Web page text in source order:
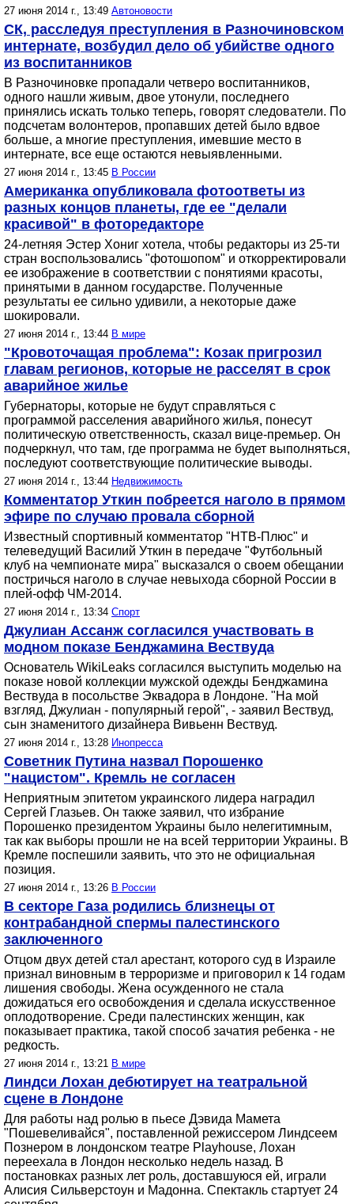
27 июня 2014 г., 13:49 Автоновости
СК, расследуя преступления в Разночиновском
интернате, возбудил дело об убийстве одного
из воспитанников
В Разночиновке пропадали четверо воспитанников,
одного нашли живым, двое утонули, последнего
принялись искать только теперь, говорят следователи. По
подсчетам волонтеров, пропавших детей было вдвое
больше, а многие преступления, имевшие место в
интернате, все еще остаются невыявленными.
27 июня 2014 г., 13:45 В России
Американка опубликовала фотоответы из
разных концов планеты, где ее "делали
красивой" в фоторедакторе
24-летняя Эстер Хониг хотела, чтобы редакторы из 25-ти
стран воспользовались "фотошопом" и откорректировали
ее изображение в соответствии с понятиями красоты,
принятыми в данном государстве. Полученные
результаты ее сильно удивили, а некоторые даже
шокировали.
27 июня 2014 г., 13:44 В мире
"Кровоточащая проблема": Козак пригрозил
главам регионов, которые не расселят в срок
аварийное жилье
Губернаторы, которые не будут справляться с
программой расселения аварийного жилья, понесут
политическую ответственность, сказал вице-премьер. Он
подчеркнул, что там, где программа не будет выполняться,
последуют соответствующие политические выводы.
27 июня 2014 г., 13:44 Недвижимость
Комментатор Уткин побреется наголо в прямом
эфире по случаю провала сборной
Известный спортивный комментатор "НТВ-Плюс" и
телеведущий Василий Уткин в передаче "Футбольный
клуб на чемпионате мира" высказался о своем обещании
постричься наголо в случае невыхода сборной России в
плей-офф ЧМ-2014.
27 июня 2014 г., 13:34 Спорт
Джулиан Ассанж согласился участвовать в
модном показе Бенджамина Вествуда
Основатель WikiLeaks согласился выступить моделью на
показе новой коллекции мужской одежды Бенджамина
Вествуда в посольстве Эквадора в Лондоне. "На мой
взгляд, Джулиан - популярный герой", - заявил Вествуд,
сын знаменитого дизайнера Вивьенн Вествуд.
27 июня 2014 г., 13:28 Инопресса
Советник Путина назвал Порошенко
"нацистом". Кремль не согласен
Неприятным эпитетом украинского лидера наградил
Сергей Глазьев. Он также заявил, что избрание
Порошенко президентом Украины было нелегитимным,
так как выборы прошли не на всей территории Украины. В
Кремле поспешили заявить, что это не официальная
позиция.
27 июня 2014 г., 13:26 В России
В секторе Газа родились близнецы от
контрабандной спермы палестинского
заключенного
Отцом двух детей стал арестант, которого суд в Израиле
признал виновным в терроризме и приговорил к 14 годам
лишения свободы. Жена осужденного не стала
дожидаться его освобождения и сделала искусственное
оплодотворение. Среди палестинских женщин, как
показывает практика, такой способ зачатия ребенка - не
редкость.
27 июня 2014 г., 13:21 В мире
Линдси Лохан дебютирует на театральной
сцене в Лондоне
Для работы над ролью в пьесе Дэвида Мамета
"Пошевеливайся", поставленной режиссером Линдсеем
Познером в лондонском театре Playhouse, Лохан
переехала в Лондон несколько недель назад. В
постановках разных лет роль, доставшуюся ей, играли
Алисия Сильверстоун и Мадонна. Спектакль стартует 24